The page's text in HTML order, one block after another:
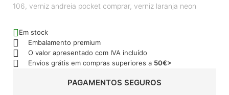
106, verniz andreia pocket comprar, verniz laranja neon
Em stock
Embalamento premium
O valor apresentado com IVA incluído
Envios grátis em compras superiores a 50€>
PAGAMENTOS SEGUROS